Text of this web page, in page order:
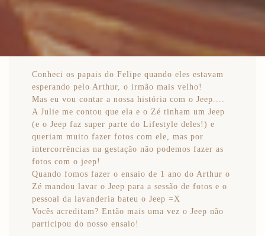
Conheci os papais do Felipe quando eles estavam
esperando pelo Arthur, o irmão mais velho!
Mas eu vou contar a nossa história com o Jeep....
A Julie me contou que ela e o Zé tinham um Jeep
(e o Jeep faz super parte do Lifestyle deles!) e
queriam muito fazer fotos com ele, mas por
intercorrências na gestação não podemos fazer as
fotos com o jeep!
Quando fomos fazer o ensaio de 1 ano do Arthur o
Zé mandou lavar o Jeep para a sessão de fotos e o
pessoal da lavanderia bateu o Jeep =X
Vocês acreditam? Então mais uma vez o Jeep não
participou do nosso ensaio!